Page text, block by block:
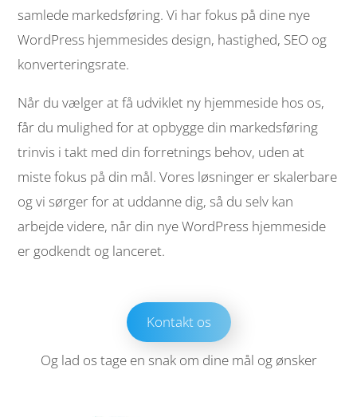
samlede markedsføring. Vi har fokus på dine nye
WordPress hjemmesides design, hastighed, SEO og
konverteringsrate.
Når du vælger at få udviklet ny hjemmeside hos os,
får du mulighed for at opbygge din markedsføring
trinvis i takt med din forretnings behov, uden at
miste fokus på din mål. Vores løsninger er skalerbare
og vi sørger for at uddanne dig, så du selv kan
arbejde videre, når din nye WordPress hjemmeside
er godkendt og lanceret.
Kontakt os
Og lad os tage en snak om dine mål og ønsker